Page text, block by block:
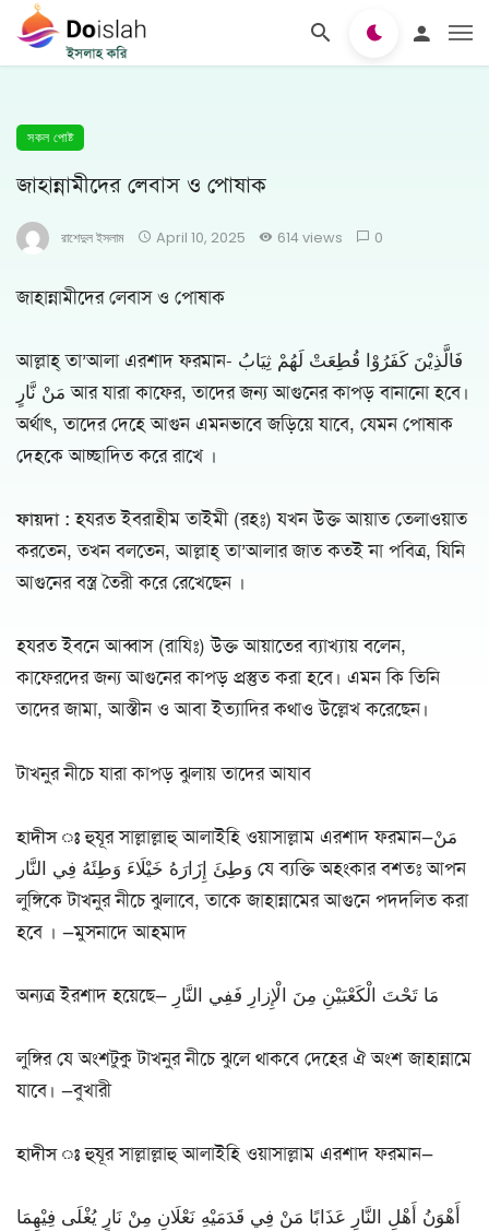
সকল পোষ্ট
জাহান্নামীদের লেবাস ও পোষাক
রাশেদুল ইসলাম April 10, 2025 614 views 0
জাহান্নামীদের লেবাস ও পোষাক
আল্লাহ্ তা’আলা এরশাদ ফরমান- فَالَّذِيْنَ كَفَرُوْا قُطِعَتْ لَهُمْ ثِيَابُ
مَنْ نَّارٍ আর যারা কাফের, তাদের জন্য আগুনের কাপড় বানানো হবে।
অর্থাৎ, তাদের দেহে আগুন এমনভাবে জড়িয়ে যাবে, যেমন পোষাক
দেহকে আচ্ছাদিত করে রাখে ।
ফায়দা : হযরত ইবরাহীম তাইমী (রহঃ) যখন উক্ত আয়াত তেলাওয়াত
করতেন, তখন বলতেন, আল্লাহ্ তা’আলার জাত কতই না পবিত্র, যিনি
আগুনের বস্ত্র তৈরী করে রেখেছেন ।
হযরত ইবনে আব্বাস (রাযিঃ) উক্ত আয়াতের ব্যাখ্যায় বলেন,
কাফেরদের জন্য আগুনের কাপড় প্রস্তুত করা হবে। এমন কি তিনি
তাদের জামা, আস্তীন ও আবা ইত্যাদির কথাও উল্লেখ করেছেন।
টাখনুর নীচে যারা কাপড় ঝুলায় তাদের আযাব
হাদীস ঃহুযূর সাল্লাল্লাহু আলাইহি ওয়াসাল্লাম এরশাদ ফরমান—مَنْ
وَطِئَ إِزَارَهُ خَيْلَاءَ وَطِئَهُ فِي النَّار যে ব্যক্তি অহংকার বশতঃ আপন
লুঙ্গিকে টাখনুর নীচে ঝুলাবে, তাকে জাহান্নামের আগুনে পদদলিত করা
হবে । —মুসনাদে আহমাদ
অন্যত্র ইরশাদ হয়েছে— مَا تَحْتَ الْكَعْبَيْنِ مِنَ الْإِزارِ فَفِي النَّارِ
লুঙ্গির যে অংশটুকু টাখনুর নীচে ঝুলে থাকবে দেহের ঐ অংশ জাহান্নামে
যাবে। —বুখারী
হাদীস ঃহুযূর সাল্লাল্লাহু আলাইহি ওয়াসাল্লাম এরশাদ ফরমান—
أَهْوَنُ أَهْلِ النَّارِ عَذَابًا مَنْ فِي قَدَمَيْهِ نَعْلَانِ مِنْ نَارٍ يُغْلَى فِيْهِمَا